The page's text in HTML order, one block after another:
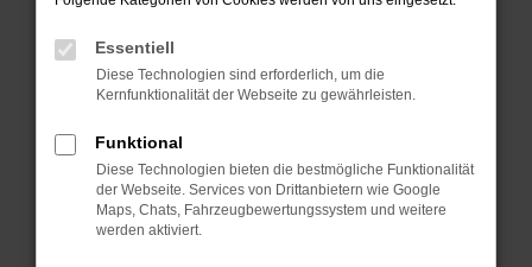
Prüfe deine Browsererweiterungen.
können das Laden bestimmter Seiten
verhindern. Funktioniert die Seite in einem
Fenster?
Starte dein Gerät neu.
Das kann manchmal helfen, vorübergehende
Probleme zu beheben.
Essentiell
Diese Technologien sind erforderlich, um die
Kernfunktionalität der Webseite zu gewährleisten.
Funktional
Diese Technologien bieten die bestmögliche Funktionalität
der Webseite. Services von Drittanbietern wie Google
Maps, Chats, Fahrzeugbewertungssystem und weitere
werden aktiviert.